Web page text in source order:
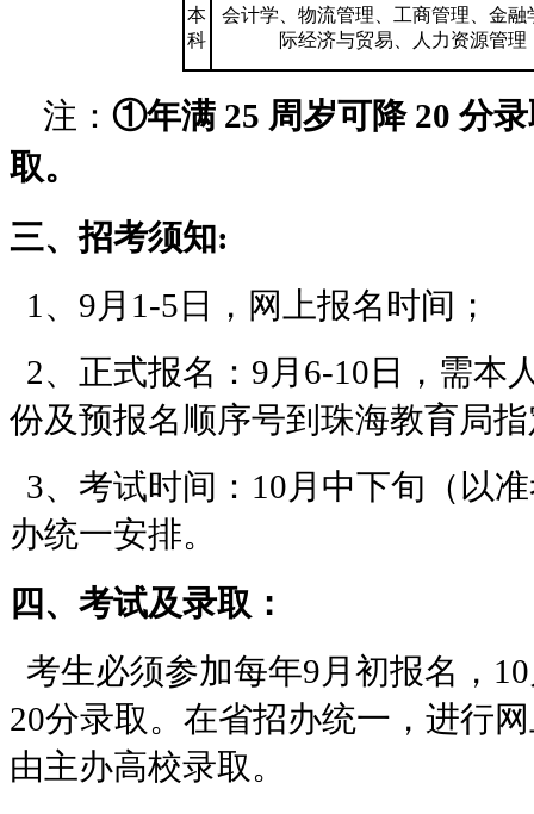
本
科
会计学、物流管理、工商管理、金融
际经济与贸易、人力资源管理
注： ①年满 25 周岁可降20 分
取。
三、招考须知:
1、9月1-5日，网上报名时间；
2、正式报名：9月6-10日，需本
份及预报名顺序号到珠海教育局
3、考试时间：10月中下旬（以
办统一安排。
四、考试及录取：
考生必须参加每年9月初报名，
20分录取。在省招办统一，进行
由主办高校录取。